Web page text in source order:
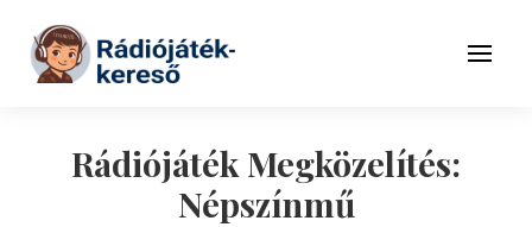
Tovább a tartalomhoz
Menü
Rádiójáték Megközelítés:
Népszínmű